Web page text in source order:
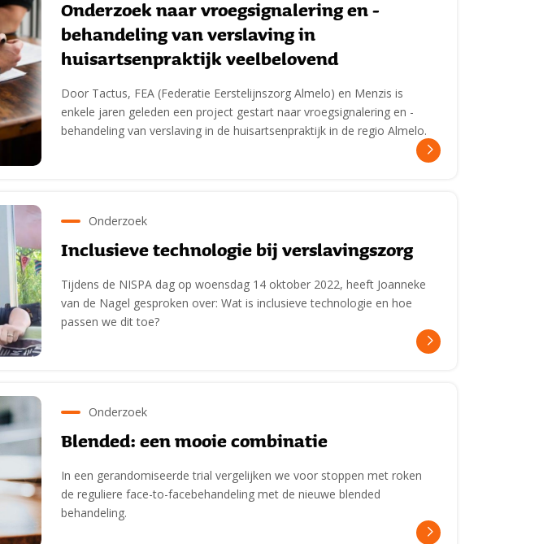
Onderzoek naar vroegsignalering en -
behandeling van verslaving in
huisartsenpraktijk veelbelovend
Door Tactus, FEA (Federatie Eerstelijnszorg Almelo) en Menzis is
enkele jaren geleden een project gestart naar vroegsignalering en -
behandeling van verslaving in de huisartsenpraktijk in de regio Almelo.
Onderzoek
Inclusieve technologie bij verslavingszorg
Tijdens de NISPA dag op woensdag 14 oktober 2022, heeft Joanneke
van de Nagel gesproken over: Wat is inclusieve technologie en hoe
passen we dit toe?
Onderzoek
Blended: een mooie combinatie
In een gerandomiseerde trial vergelijken we voor stoppen met roken
de reguliere face-to-facebehandeling met de nieuwe blended
behandeling.